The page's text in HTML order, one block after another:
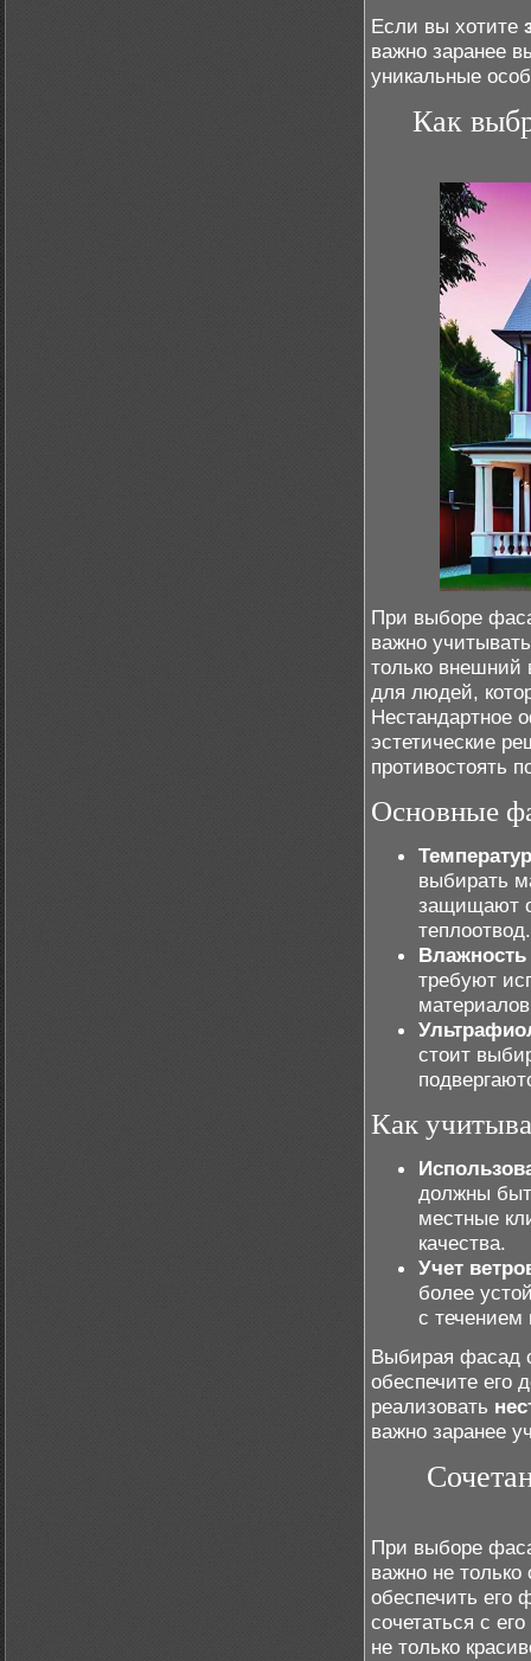
Если вы хотите
важно заранее
уникальные
Как
При выборе
важно
только внешний
для людей,
Нестандартное
эстетические
противостоять
Основные
выбирать
защищают
теплоотвод.
требуют
стоит
Как
должны
местные
качества.
Учет
более
с течением
Выбирая фасад
обеспечите его
реализовать
важно заранее
При выборе
важно не
обеспечить его
сочетаться с
не только